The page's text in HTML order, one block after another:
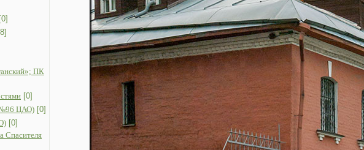
[0]
ПК
[0]
№96 ЦАО) [0]
[0]
Спасителя